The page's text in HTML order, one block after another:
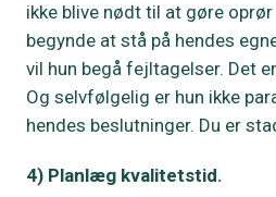
ikke blive nødt til at gøre
begynde at stå på hendes
vil hun begå fejltagelser. Det
Og selvfølgelig er hun ikke
hendes beslutninger. Du er
4) Planlæg kvalitetstid.